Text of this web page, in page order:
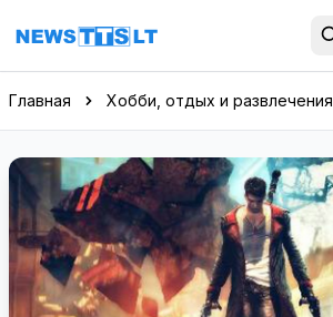
Перейти к содержимому
Главная Хобби, отдых и развлечения